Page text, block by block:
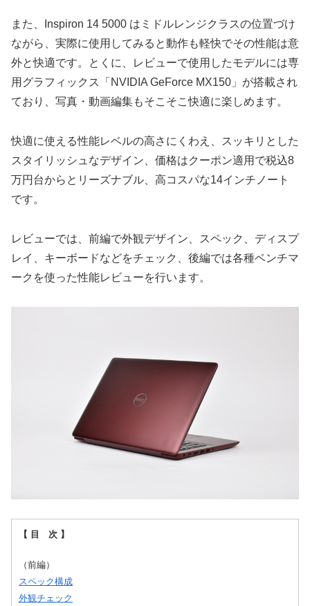
また、Inspiron 14 5000 はミドルレンジクラスの位置づけ
ながら、実際に使用してみると動作も軽快でその性能は意
外と快適です。とくに、レビューで使用したモデルには専
用グラフィックス「NVIDIA GeForce MX150」が搭載され
ており、写真・動画編集もそこそこ快適に楽しめます。
快適に使える性能レベルの高さにくわえ、スッキリとした
スタイリッシュなデザイン、価格はクーポン適用で税込8
万円台からとリーズナブル、高コスパな14インチノート
です。
レビューでは、前編で外観デザイン、スペック、ディスプ
レイ、キーボードなどをチェック、後編では各種ベンチマ
ークを使った性能レビューを行います。
【 目 次 】
（前編）
スペック構成
外観チェック